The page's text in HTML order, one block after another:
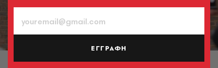
Το Reuters ανοίγει ξανά τον φάκελο Banksy,
ΕΓΓΡΑΦΗ